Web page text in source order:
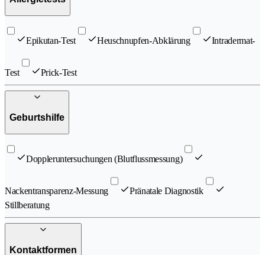
Epikutan-Test Heuschnupfen-Abklärung Intradermat-
Test Prick-Test
Geburtshilfe
Doppleruntersuchungen (Blutflussmessung)
Nackentransparenz-Messung
Pränatale Diagnostik
Stillberatung
Kontaktformen